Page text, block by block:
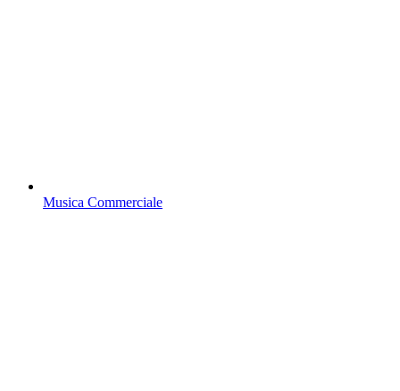
Musica Commerciale